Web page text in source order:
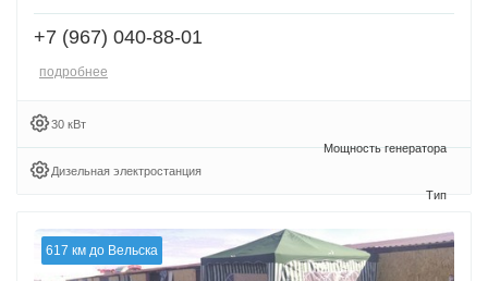
+7 (967) 040-88-01
подробнее
30 кВт
Дизельная электростанция
617 км до Вельска